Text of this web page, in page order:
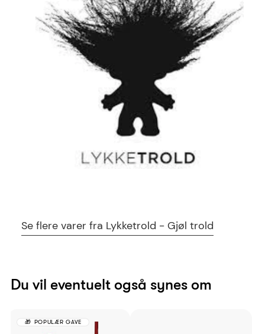
5711336027993
Se flere varer fra Lykketrold - Gjøl trold
Du vil eventuelt også synes om
POPULÆR GAVE